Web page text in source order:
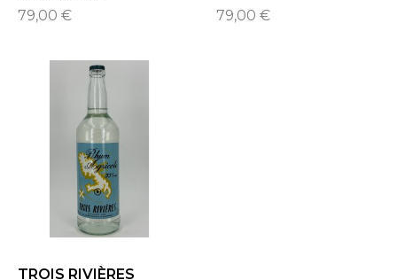
79,00 €
79,00 €
TROIS RIVIÈRES